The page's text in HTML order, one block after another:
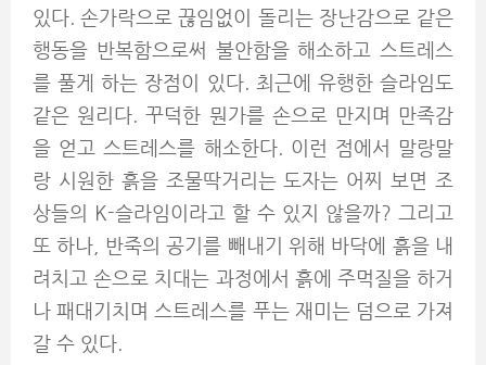
있다. 손가락으로 끊임없이 돌리는 장난감으로 같은
행동을 반복함으로써 불안함을 해소하고 스트레스
를 풀게 하는 장점이 있다. 최근에 유행한 슬라임도
같은 원리다. 꾸덕한 뭔가를 손으로 만지며 만족감
을 얻고 스트레스를 해소한다. 이런 점에서 말랑말
랑 시원한 흙을 조물딱거리는 도자는 어찌 보면 조
상들의 K-슬라임이라고 할 수 있지 않을까? 그리고
또 하나, 반죽의 공기를 빼내기 위해 바닥에 흙을 내
려치고 손으로 치대는 과정에서 흙에 주먹질을 하거
나 패대기치며 스트레스를 푸는 재미는 덤으로 가져
갈 수 있다.